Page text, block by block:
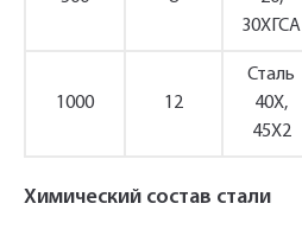
30ХГСА
1000 12
Сталь
40Х,
45Х2
Химический состав стали